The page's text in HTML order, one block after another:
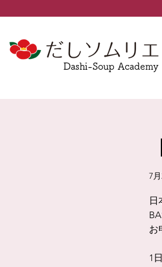
Dashi-Soup Academy
7
日
お
1